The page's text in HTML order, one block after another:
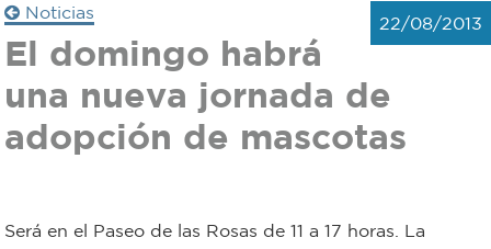
Defensa
civil
Trámites
Transparencia
Correo
Noticias
22/08/2013
El domingo habrá
una nueva jornada de
adopción de mascotas
Será en el Paseo de las Rosas de 11 a 17 horas. La